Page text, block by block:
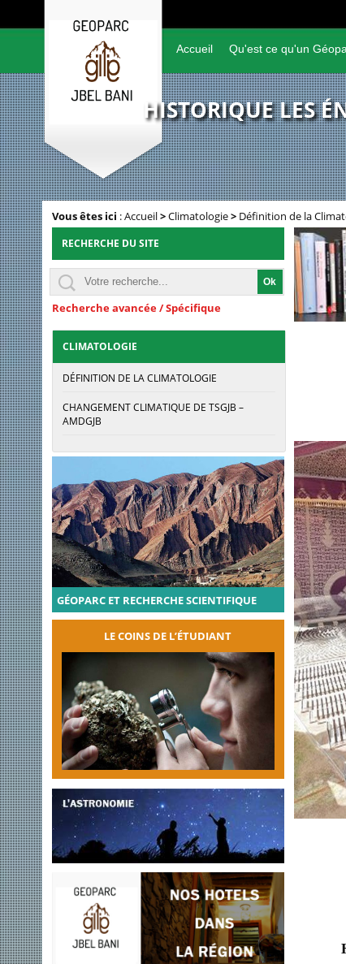
Accueil Qu'est ce qu'un
HISTORIQUE LES
Vous êtes ici :Accueil>Climatologie> Définition de la
RECHERCHE DU SITE
Recherche avancée / Spécifique
CLIMATOLOGIE
DÉFINITION DE LA CLIMATOLOGIE
CHANGEMENT CLIMATIQUE DE TSGJB –
AMDGJB
GÉOPARC ET RECHERCHE SCIENTIFIQUE
LE COINS DE L’ÉTUDIANT